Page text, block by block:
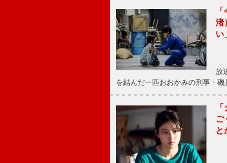
渚
い
放
を結んだ一匹おおかみの刑事・
ご
と